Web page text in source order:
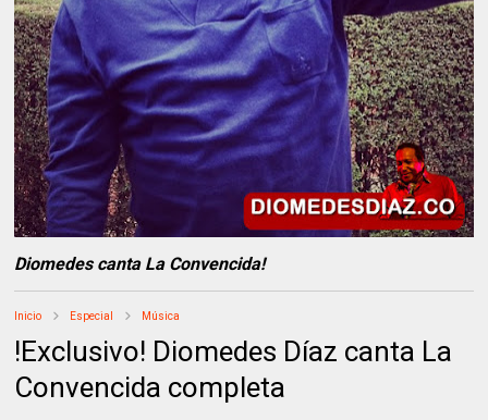
Diomedes canta La Convencida!
Inicio Especial Música
!Exclusivo! Diomedes Díaz canta La
Convencida completa